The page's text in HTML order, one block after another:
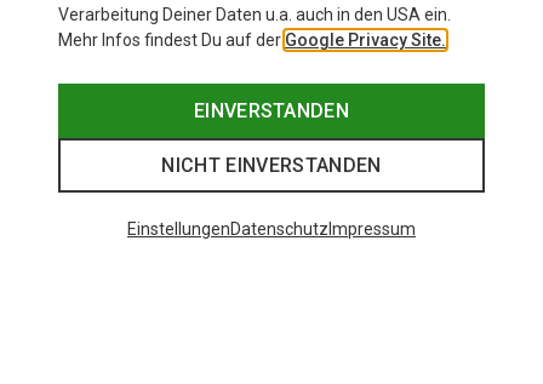
Verarbeitung Deiner Daten u.a. auch in den USA ein.
Mehr Infos findest Du auf der Google Privacy Site.
EINVERSTANDEN
NICHT EINVERSTANDEN
EinstellungenDatenschutz Impressum